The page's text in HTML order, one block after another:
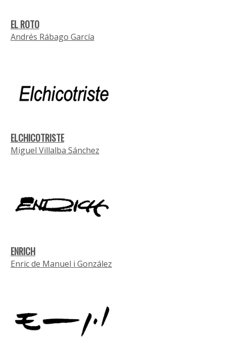
EL ROTO
Andrés Rábago García
ELCHICOTRISTE
Miguel Villalba Sánchez
ENRICH
Enric de Manuel i González